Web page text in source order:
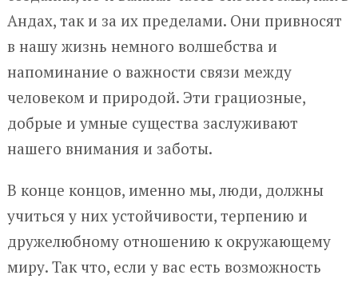
Андах, так и за их пределами. Они привносят
в нашу жизнь немного волшебства и
напоминание о важности связи между
человеком и природой. Эти грациозные,
добрые и умные существа заслуживают
нашего внимания и заботы.
В конце концов, именно мы, люди, должны
учиться у них устойчивости, терпению и
дружелюбному отношению к окружающему
миру. Так что, если у вас есть возможность